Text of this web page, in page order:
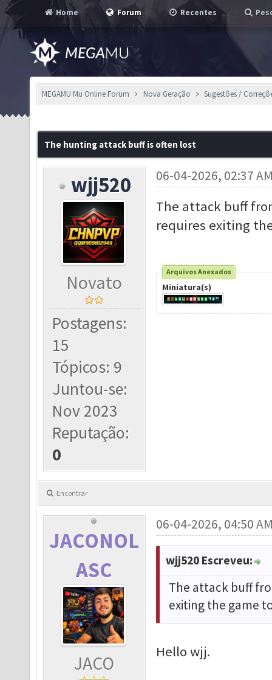
Home Forum Recentes
MEGAMU Mu Online Forum Nova Geração Sugestões /
The hunting attack buff is often lost
wjj520
Novato
Postagens:
15
Tópicos: 9
Juntou-se:
Nov 2023
Reputação:
0
06-04-2026, 02:37
The attack buff
requires exiting
Arquivos Anexados
Miniatura(s)
Encontrar
JACONOL
ASC
JACO
06-04-2026, 04:50
wjj520 Escreveu:
The attack buff
exiting the game
Hello wjj.